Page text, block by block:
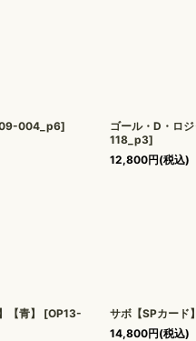
004_p6]
ゴール・D・ロ
118_p3]
12,800円(税込)
青】 [OP13-
サボ【SPカード
14,800円(税込)